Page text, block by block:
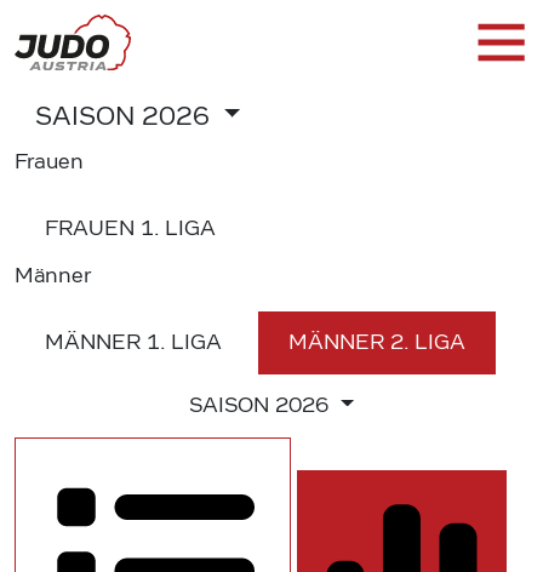
SAISON 2026
Frauen
FRAUEN 1. LIGA
Männer
MÄNNER 1. LIGA MÄNNER 2. LIGA
SAISON 2026